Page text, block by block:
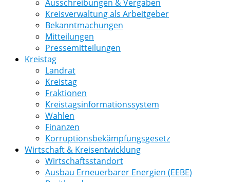
Ausschreibungen & Vergaben
Kreisverwaltung als Arbeitgeber
Bekanntmachungen
Mitteilungen
Pressemitteilungen
Kreistag
Landrat
Kreistag
Fraktionen
Kreistagsinformationssystem
Wahlen
Finanzen
Korruptionsbekämpfungsgesetz
Wirtschaft & Kreisentwicklung
Wirtschaftsstandort
Ausbau Erneuerbarer Energien (EEBE)